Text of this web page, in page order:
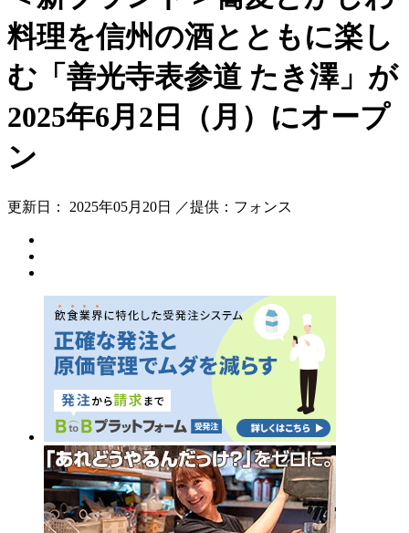
料理を信州の酒とともに楽し
む「善光寺表参道 たき澤」が
2025年6月2日（月）にオープ
ン
更新日： 2025年05月20日 ／提供：フォンス